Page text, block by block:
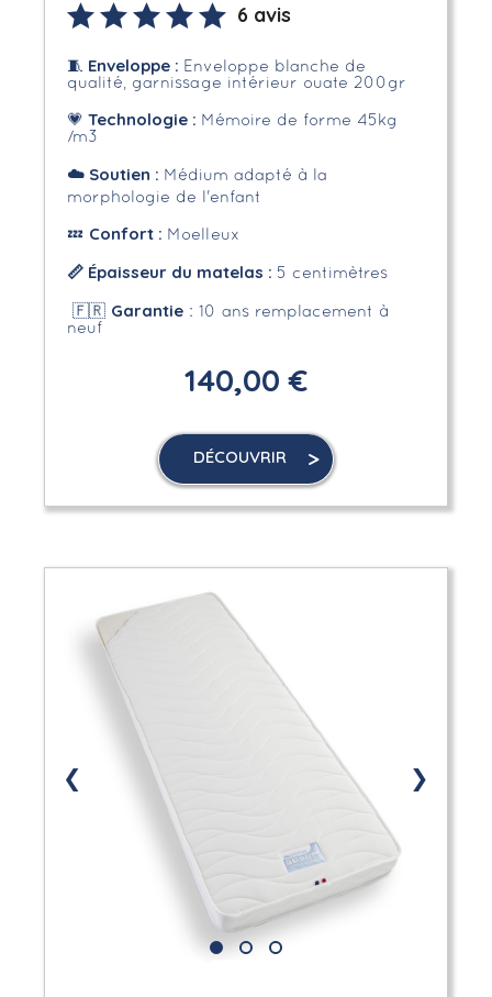
6 avis
🧵 Enveloppe: Enveloppe blanche de
qualité, garnissage intérieur ouate 200gr
💗 Technologie : Mémoire de forme 45kg
/m3
☁️Soutien : Médium adapté à la
morphologie de l'enfant
💤 Confort : Moelleux
📏 Épaisseur du matelas : 5 centimètres
🇫🇷 Garantie: 10 ans remplacement à
neuf
140,00 €
DÉCOUVRIR
❮ ❯